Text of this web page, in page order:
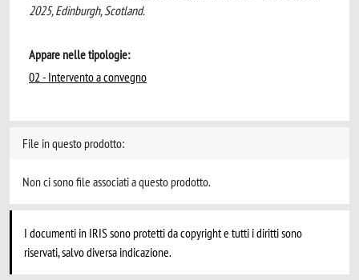
2025, Edinburgh, Scotland.
Appare nelle tipologie:
02 - Intervento a convegno
File in questo prodotto:
Non ci sono file associati a questo prodotto.
I documenti in IRIS sono protetti da copyright e tutti i diritti sono
riservati, salvo diversa indicazione.